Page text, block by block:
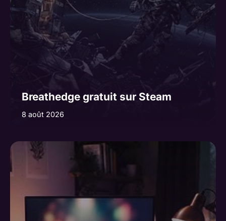
Breathedge gratuit sur Steam
8 août 2026